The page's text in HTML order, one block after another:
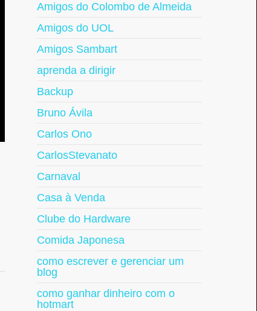
Amigos do Colombo de Almeida
Amigos do UOL
Amigos Sambart
aprenda a dirigir
Backup
Bruno Ávila
Carlos Ono
CarlosStevanato
Carnaval
Casa à Venda
Clube do Hardware
Comida Japonesa
como escrever e gerenciar um
blog
como ganhar dinheiro com o
hotmart